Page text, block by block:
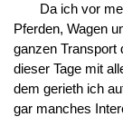
Da ich vor
Pferden, Wagen
ganzen Transport
dieser Tage mit
dem gerieth ich
gar manches